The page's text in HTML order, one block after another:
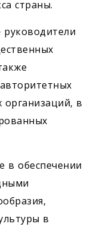
страны.
в
в обеспечении
в